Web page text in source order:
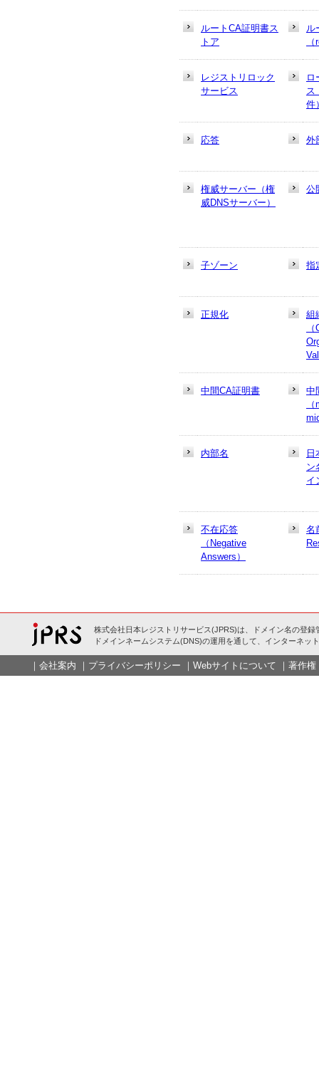
ルートCA証明書ス
トア
ル
レジストリロック
サービス
ロ
ス
件
応答 外
権威サーバー（権
威DNSサーバー）
公
子ゾーン 指
正規化
組
中間CA証明書
中
内部名
ン
イ
不在応答
（Negative
Answers）
名
株式会社日本レジストリサービス(JPRS)は、ドメイン名の登録
ドメインネームシステム(DNS)の運用を通して、インターネッ
｜ 会社案内 ｜ プライバシーポリシー ｜ Webサイトについて ｜ 著作権